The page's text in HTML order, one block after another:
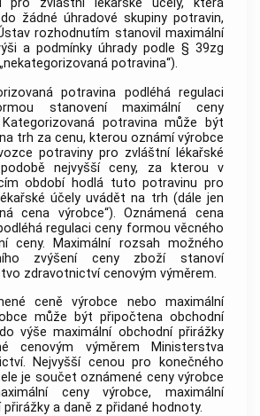
pro zvláštní lékařské účely, která
žádné úhradové skupiny potravin,
rozhodnutím stanovil maximální
a podmínky úhrady podle § 39zg
potravina“).
potravina podléhá regulaci
stanovení maximální ceny
Kategorizovaná potravina může být
trh za cenu, kterou oznámí výrobce
potraviny pro zvláštní lékařské
nejvyšší ceny, za kterou v
období hodlá tuto potravinu pro
účely uvádět na trh (dále jen
cena výrobce“). Oznámená cena
regulaci ceny formou věcného
ceny. Maximální rozsah možného
zvýšení ceny zboží stanoví
zdravotnictví cenovým výměrem.
ceně výrobce nebo maximální
může být připočtena obchodní
výše maximální obchodní přirážky
cenovým výměrem Ministerstva
Nejvyšší cenou pro konečného
je součet oznámené ceny výrobce
ceny výrobce, maximální
a daně z přidané hodnoty.